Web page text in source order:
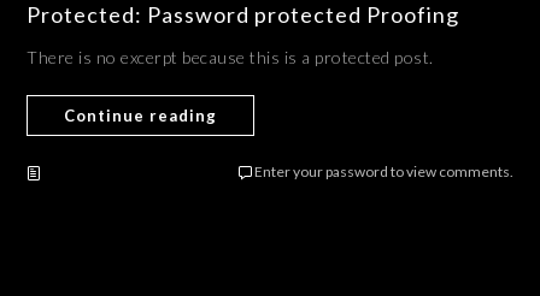
Protected: Password protected Proofing
There is no excerpt because this is a protected post.
Continue reading
Enter your password to view comments.